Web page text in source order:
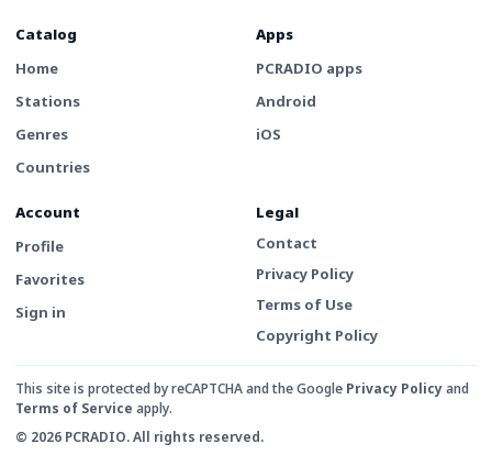
Catalog
Home
Stations
Genres
Countries
Apps
PCRADIO apps
Android
iOS
Account
Profile
Favorites
Sign in
Legal
Contact
Privacy Policy
Terms of Use
Copyright Policy
This site is protected by reCAPTCHA and the Google Privacy Policyand
Terms of Service apply.
© 2026 PCRADIO. All rights reserved.